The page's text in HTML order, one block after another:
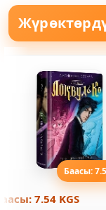
Баасы:
7.54 KGS